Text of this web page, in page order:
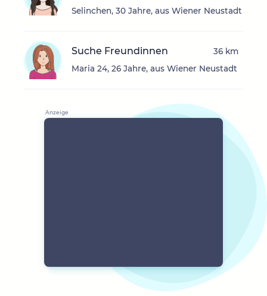
Selinchen, 30 Jahre, aus Wiener Neustadt
Suche Freundinnen
Maria 24, 26 Jahre, aus Wiener Neustadt
36 km